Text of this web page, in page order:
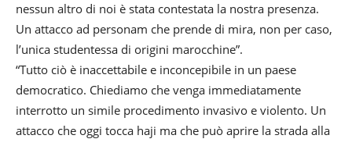
nessun altro di noi è stata contestata la nostra presenza.
Un attacco ad personam che prende di mira, non per caso,
l’unica studentessa di origini marocchine”.
“Tutto ciò è inaccettabile e inconcepibile in un paese
democratico. Chiediamo che venga immediatamente
interrotto un simile procedimento invasivo e violento. Un
attacco che oggi tocca haji ma che può aprire la strada alla